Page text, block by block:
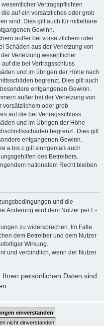
Vertragspflichten
auf ein vorsätzliches oder grob
sind. Dies gilt auch für mittelbare
Gewinn.
außer bei vorsätzlichem oder
Schäden aus der Verletzung von
Verletzung wesentlicher
die bei Vertragsschluss
und im übrigen der Höhe nach
begrenzt. Dies gilt auch
entgangenen Gewinn.
außer bei der Verletzung von
vorsätzlichem oder grob
auf die bei Vertragsschluss
und im Übrigen der Höhe
begrenzt. Dies gilt
entgangenen Gewinn.
a bis c gilt sinngemäß auch
des Betreibers.
nationalem Recht bleiben
und die
Änderung wird dem Nutzer per E-
zu widersprechen. Im Falle
dem Betreiber und dem Nutzer
Wirkung.
und verbindlich, wenn der Nutzer
persönlichen Daten sind